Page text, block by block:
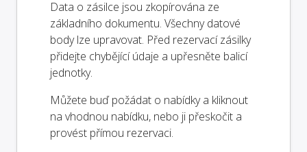
Data o zásilce jsou zkopírována ze
základního dokumentu. Všechny datové
body lze upravovat. Před rezervací zásilky
přidejte chybějící údaje a upřesněte balicí
jednotky.
Můžete buď požádat o nabídky a kliknout
na vhodnou nabídku, nebo ji přeskočit a
provést přímou rezervaci.